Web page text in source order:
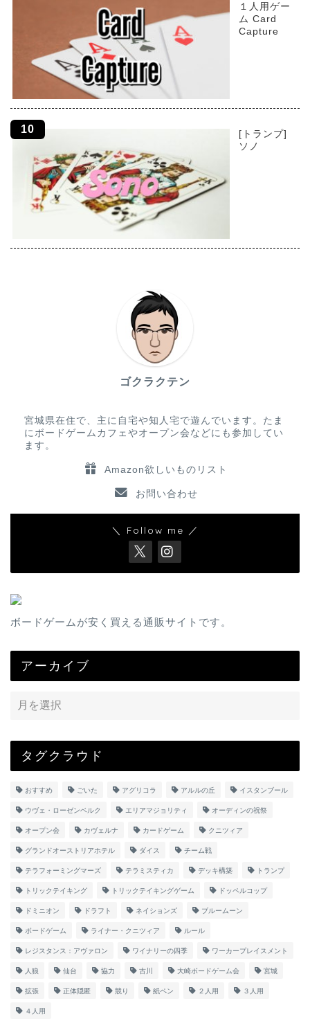
１人用ゲー
ム Card
Capture
[トランプ]
ソノ
ゴクラクテン
宮城県在住で、主に自宅や知人宅で遊んでいます。たま
にボードゲームカフェやオープン会などにも参加してい
ます。
Amazon欲しいものリスト
お問い合わせ
＼ Follow me ／
ボードゲームが安く買える通販サイトです。
アーカイブ
タグクラウド
おすすめ ごいた アグリコラ アルルの丘 イスタンブール
ウヴェ・ローゼンベルク エリアマジョリティ オーディンの祝祭
オープン会 カヴェルナ カードゲーム クニツィア
グランドオーストリアホテル ダイス チーム戦
テラフォーミングマーズ テラミスティカ デッキ構築 トランプ
トリックテイキング トリックテイキングゲーム ドッペルコップ
ドミニオン ドラフト ネイションズ ブルームーン
ボードゲーム ライナー・クニツィア ルール
レジスタンス：アヴァロン ワイナリーの四季 ワーカープレイスメント
人狼 仙台 協力 古川 大崎ボードゲーム会 宮城
拡張 正体隠匿 競り 紙ペン ２人用 ３人用
４人用